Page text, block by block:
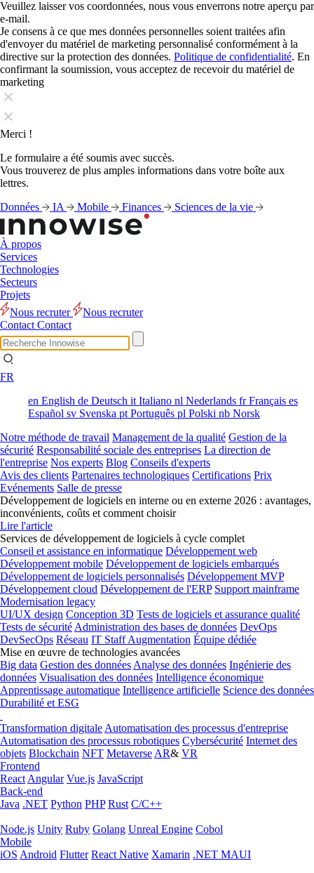
Veuillez laisser vos coordonnées, nous vous enverrons notre aperçu par
e-mail.
Je consens à ce que mes données personnelles soient traitées afin
d'envoyer du matériel de marketing personnalisé conformément à la
directive sur la protection des données. Politique de confidentialité. En
confirmant la soumission, vous acceptez de recevoir du matériel de
marketing
Merci !
Le formulaire a été soumis avec succès.
Vous trouverez de plus amples informations dans votre boîte aux
lettres.
Données
IA Mobile Finances Sciences de la vie
À propos
Services
Technologies
Secteurs
Projets
Nous recruter
Nous recruter
Contact Contact
FR
en English de Deutsch it Italiano nl Nederlands frFrançais es
Español sv Svenska pt Português pl Polski nb Norsk
Notre méthode de travail Management de la qualité Gestion de la
sécurité Responsabilité sociale des entreprises La direction de
l'entreprise Nos experts Blog Conseils d'experts
Avis des clients Partenaires technologiques Certifications Prix
Evénements Salle de presse
Développement de logiciels en interne ou en externe 2026 : avantages,
inconvénients, coûts et comment choisir
Lire l'article
Services de développement de logiciels à cycle complet
Conseil et assistance en informatique Développement web
Développement mobile Développement de logiciels embarqués
Développement de logiciels personnalisés Développement MVP
Développement cloud Développement de l'ERP Support mainframe
Modernisation legacy
UI/UX design Conception 3D Tests de logiciels et assurance qualité
Tests de sécurité Administration des bases de données DevOps
DevSecOps Réseau IT Staff Augmentation Équipe dédiée
Mise en œuvre de technologies avancées
Big data Gestion des données Analyse des données Ingénierie des
données Visualisation des données Intelligence économique
Apprentissage automatique Intelligence artificielle Science des données
Durabilité et ESG
Transformation digitale Automatisation des processus d'entreprise
Automatisation des processus robotiques Cybersécurité Internet des
objets Blockchain NFT Metaverse AR& VR
Frontend
React Angular Vue.js JavaScript
Back-end
Java .NET Python PHP Rust C/C++
Node.js Unity Ruby Golang Unreal Engine Cobol
Mobile
iOS Android Flutter React Native Xamarin .NET MAUI